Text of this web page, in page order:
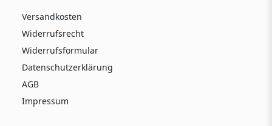
Versandkosten
Widerrufsrecht
Widerrufsformular
Datenschutzerklärung
AGB
Impressum